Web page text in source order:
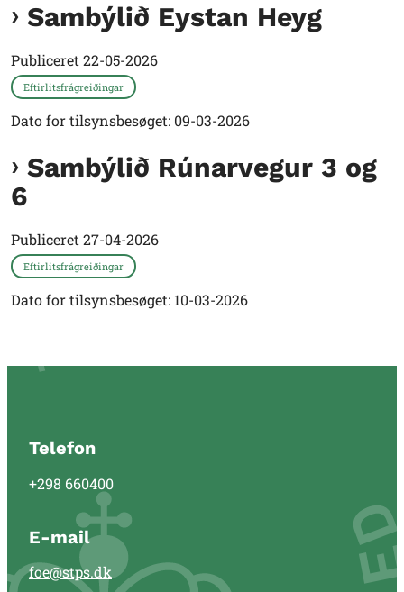
Sambýlið Eystan Heyg
Publiceret22-05-2026
Eftirlitsfrágreiðingar
Dato for tilsynsbesøget: 09-03-2026
Sambýlið Rúnarvegur 3 og
6
Publiceret27-04-2026
Eftirlitsfrágreiðingar
Dato for tilsynsbesøget: 10-03-2026
Telefon
+298 660400
E-mail
foe@stps.dk